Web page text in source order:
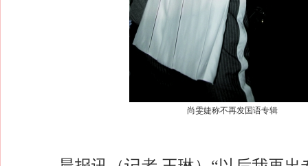
尚雯婕称不再发国语专辑